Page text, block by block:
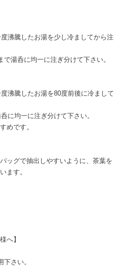
沸騰したお湯を少し冷ましてから注
湯呑に均一に注ぎ分けて下さい。
沸騰したお湯を80度前後に冷まして
に均一に注ぎ分けて下さい。
めです。
ッグで抽出しやすいように、茶葉を
ます。
へ】
さい。